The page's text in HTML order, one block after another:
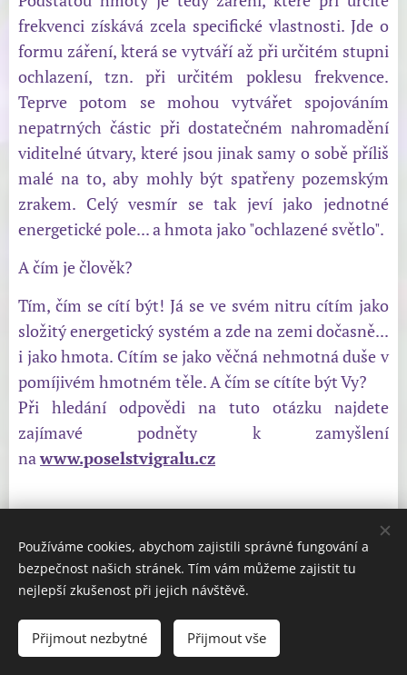
frekvenci získává zcela specifické vlastnosti. Jde o
formu záření, která se vytváří až při určitém stupni
ochlazení, tzn. při určitém poklesu frekvence.
Teprve potom se mohou vytvářet spojováním
nepatrných částic při dostatečném nahromadění
viditelné útvary, které jsou jinak samy o sobě příliš
malé na to, aby mohly být spatřeny pozemským
zrakem. Celý vesmír se tak jeví jako jednotné
energetické pole... a hmota jako "ochlazené světlo".
A čím je člověk?
Tím, čím se cítí být! Já se ve svém nitru cítím jako
složitý energetický systém a zde na zemi dočasně...
i jako hmota. Cítím se jako věčná nehmotná duše v
pomíjivém hmotném těle. A čím se cítíte být Vy?
Při hledání odpovědi na tuto otázku najdete
zajímavé podněty k zamyšlení
nawww.poselstvigralu.cz
C/ Člověk jako energie
Vytvořte si webové stránky zdarma!
Používáme cookies, abychom zajistili správné fungování a
bezpečnost našich stránek. Tím vám můžeme zajistit tu
nejlepší zkušenost při jejich návštěvě.
Přijmout nezbytné Přijmout vše